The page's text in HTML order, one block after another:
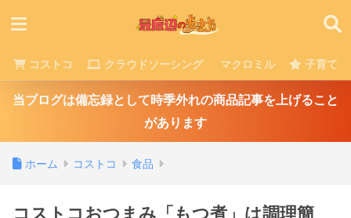
コストコ クラウドソーシング マクロミル 子育て
当ブログは備忘録として時季外れの商品記事を上げること
があります
ホーム コストコ 食品
コストコおつまみ「もつ煮」は調理簡